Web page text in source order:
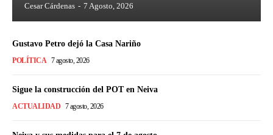
Cesar Cárdenas - 7 Agosto, 2026
Gustavo Petro dejó la Casa Nariño
POLÍTICA 7 agosto, 2026
Sigue la construcción del POT en Neiva
ACTUALIDAD 7 agosto, 2026